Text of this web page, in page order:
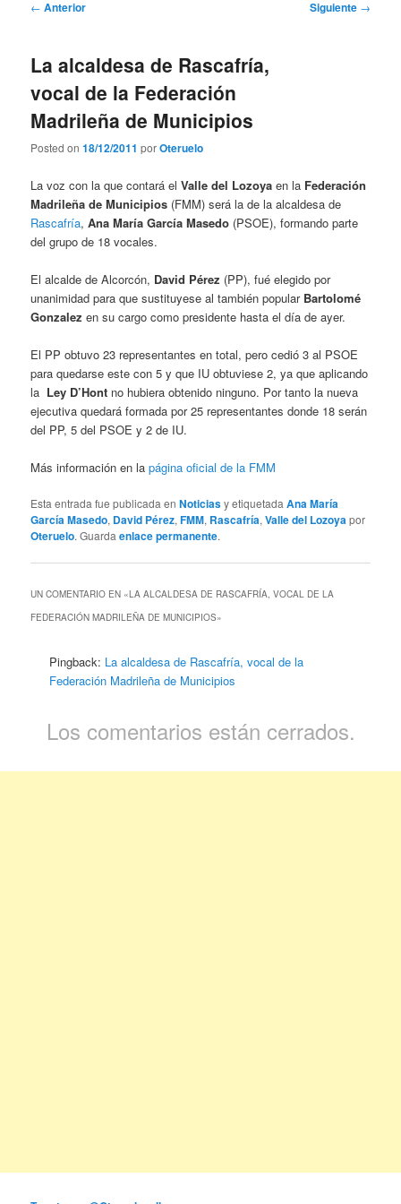
Navegación
← Anterior Siguiente →
La alcaldesa de Rascafría,
vocal de la Federación
Madrileña de Municipios
Posted on18/12/2011 porOteruelo
La voz con la que contará elValle del Lozoya en la Federación
Madrileña de Municipios (FMM) será la de la alcaldesa de
Rascafría,Ana María García Masedo (PSOE), formando parte
del grupo de 18 vocales.
El alcalde de Alcorcón, David Pérez (PP), fué elegido por
unanimidad para que sustituyese al también popular Bartolomé
Gonzalez en su cargo como presidente hasta el día de ayer.
El PP obtuvo 23 representantes en total, pero cedió 3 al PSOE
para quedarse este con 5 y que IU obtuviese 2, ya que aplicando
la Ley D’Hont no hubiera obtenido ninguno. Por tanto la nueva
ejecutiva quedará formada por 25 representantes donde 18 serán
del PP, 5 del PSOE y 2 de IU.
Más información en lapágina oficial de la FMM
Esta entrada fue publicada enNoticiasy etiquetadaAna María
García Masedo, David Pérez,FMM, Rascafría,Valle del Lozoyapor
Oteruelo. Guardaenlace permanente.
UN COMENTARIO EN «LA ALCALDESA DE RASCAFRÍA, VOCAL DE LA
FEDERACIÓN MADRILEÑA DE MUNICIPIOS»
Pingback: La alcaldesa de Rascafría, vocal de la
Federación Madrileña de Municipios
Los comentarios están cerrados.